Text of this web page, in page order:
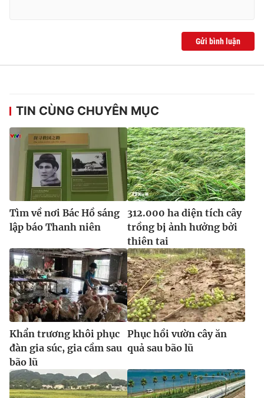
thuận bằng văn bản. Ghi rõ nguồn VTV.vn khi phát hành lại
Gửi bình luận
TIN CÙNG CHUYÊN MỤC
Tìm về nơi Bác Hồ sáng
lập báo Thanh niên
312.000 ha diện tích cây
trồng bị ảnh hưởng bởi
thiên tai
Khẩn trương khôi phục
đàn gia súc, gia cầm sau
bão lũ
Phục hồi vườn cây ăn
quả sau bão lũ